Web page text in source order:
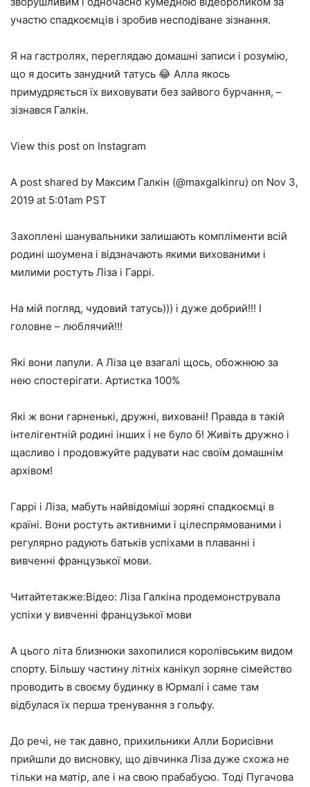
участю спадкоємців і зробив несподіване зізнання.
Я на гастролях, переглядаю домашні записи і розумію,
що я досить занудний татусь 😂 Алла якось
примудряється їх виховувати без зайвого бурчання, –
зізнався Галкін.
View this post on Instagram
A post shared by Максим Галкін (@maxgalkinru) on Nov 3,
2019 at 5:01am PST
Захоплені шанувальники залишають компліменти всій
родині шоумена і відзначають якими вихованими і
милими ростуть Ліза і Гаррі.
На мій погляд, чудовий татусь))) і дуже добрий!!! І
головне – люблячий!!!
Які вони лапули. А Ліза це взагалі щось, обожнюю за
нею спостерігати. Артистка 100%
Які ж вони гарненькі, дружні, виховані! Правда в такій
інтелігентній родині інших і не було б! Живіть дружно і
щасливо і продовжуйте радувати нас своїм домашнім
архівом!
Гаррі і Ліза, мабуть найвідоміші зоряні спадкоємці в
країні. Вони ростуть активними і цілеспрямованими і
регулярно радують батьків успіхами в плаванні і
вивченні французької мови.
Читайтетакже:Відео: Ліза Галкіна продемонструвала
успіхи у вивченні французької мови
А цього літа близнюки захопилися королівським видом
спорту. Більшу частину літніх канікул зоряне сімейство
проводить в своєму будинку в Юрмалі і саме там
відбулася їх перша тренування з гольфу.
До речі, не так давно, прихильники Алли Борисівни
прийшли до висновку, що дівчинка Ліза дуже схожа не
тільки на матір, але і на свою прабабусю. Тоді Пугачова